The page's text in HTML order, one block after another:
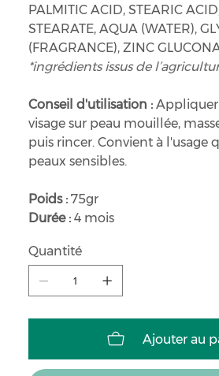
PALMITIC ACID, STEARIC
STEARATE, AQUA (WATER),
(FRAGRANCE), ZINC
*ingrédients issus de
Conseil d'utilisation :
visage sur peau mouillée,
puis rincer. Convient à l'usage
peaux sensibles.
Poids : 75gr
Durée : 4 mois
Quantité
Ajouter au